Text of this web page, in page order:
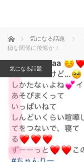
ホーム 気になる話題
穏な関係に後悔か！
気になる話題